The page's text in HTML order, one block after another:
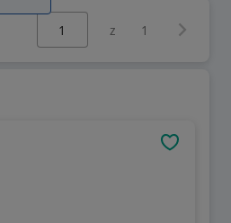
Wybierz stronę:
z 1